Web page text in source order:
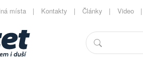
místa Kontakty Články Video
Hledat